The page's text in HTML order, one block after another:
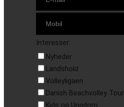
Interesser:
Nyheder
Landshold
Volleyligaen
Danish Beachvolley Tour
Kids og Ungdom